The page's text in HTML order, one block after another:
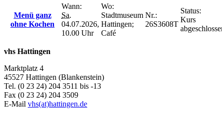
Menü ganz
ohne Kochen
Wann:
Sa.
04.07.2026,
10.00 Uhr
Wo:
Stadtmuseum
Hattingen;
Café
Nr.:
26S3608T
Status:
Kurs
vhs Hattingen
Marktplatz 4
45527 Hattingen (Blankenstein)
Tel. (0 23 24) 204 3511 bis -13
Fax (0 23 24) 204 3509
E-Mail vhs(at)hattingen.de